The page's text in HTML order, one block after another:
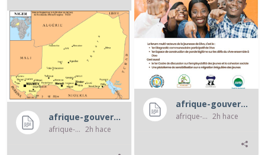
afrique-gouvernance-rss
afrique-gouvernance-rss 2h hace
afrique-gouvernance-rss
afrique-gouvernance-rss 2h hace